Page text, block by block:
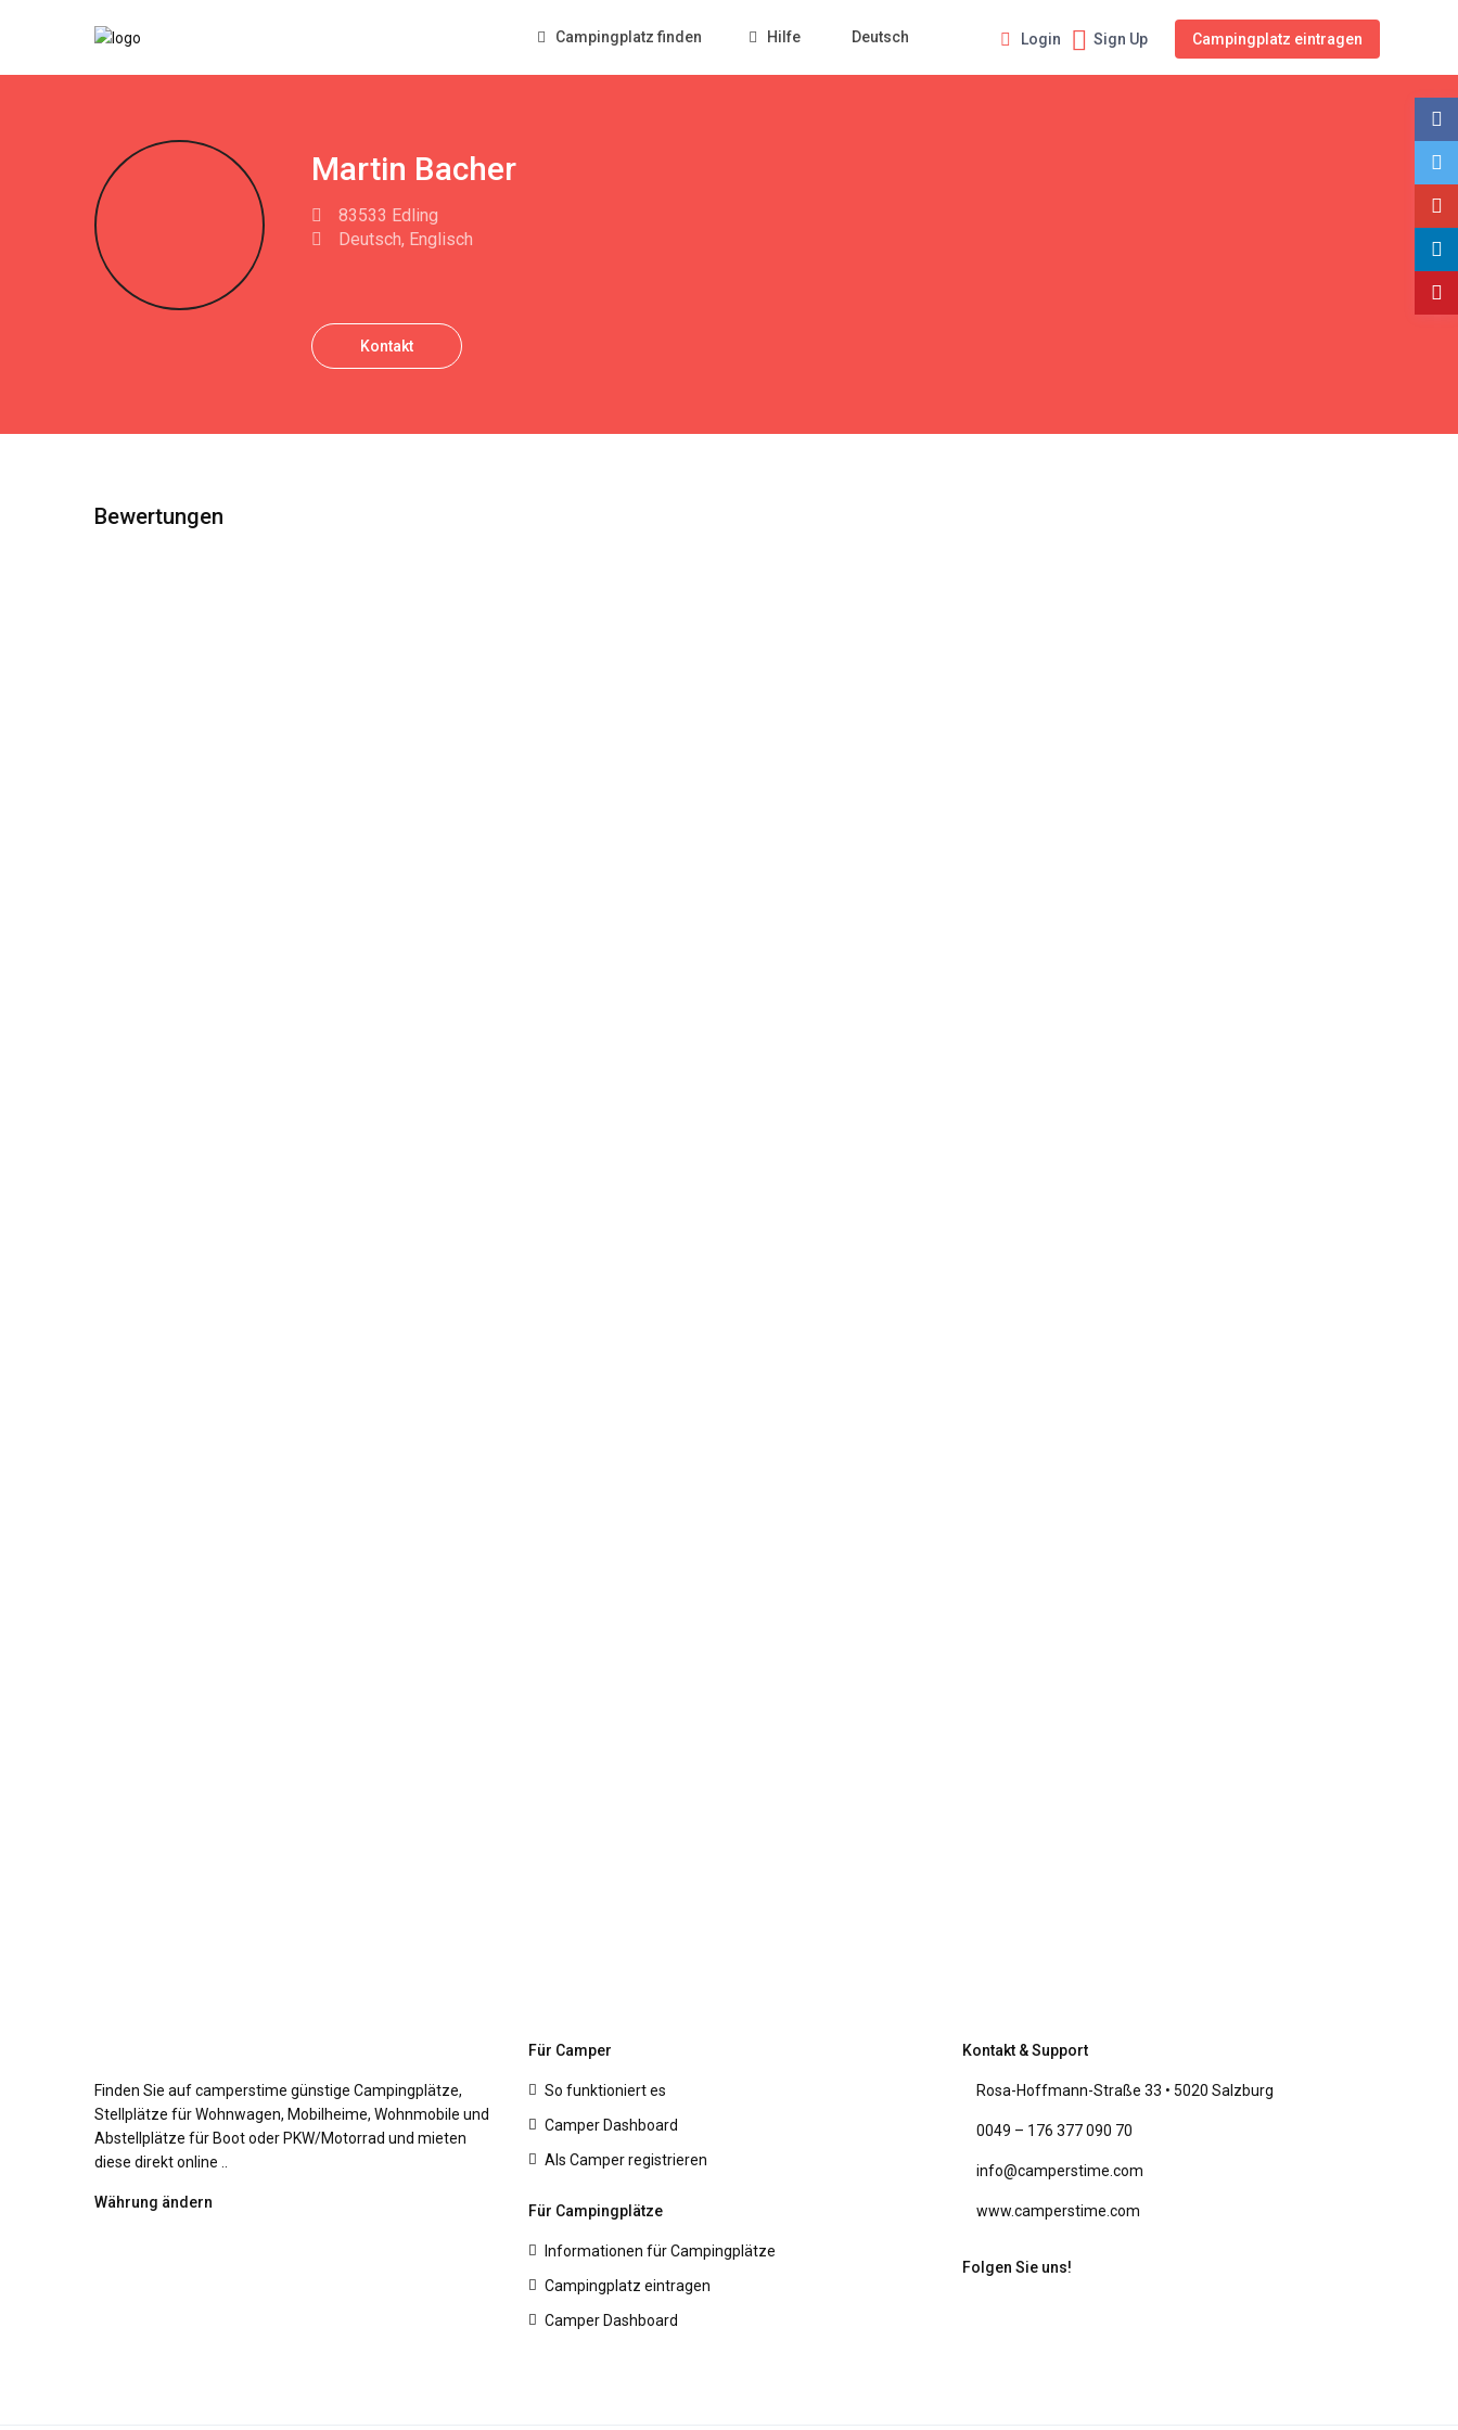
Login Sign Up Campingplatz eintragen
Campingplatz finden Hilfe Deutsch Personen
Martin Bacher
83533 Edling
Deutsch, Englisch
Kontakt
Bewertungen
Finden Sie auf camperstime günstige Campingplätze,
Stellplätze für Wohnwagen, Mobilheime, Wohnmobile und
Abstellplätze für Boot oder PKW/Motorrad und mieten
diese direkt online ..
Währung ändern
Für Camper
So funktioniert es
Camper Dashboard
Als Camper registrieren
Für Campingplätze
Informationen für Campingplätze
Campingplatz eintragen
Camper Dashboard
Kontakt & Support
Rosa-Hoffmann-Straße 33 • 5020 Salzburg
0049 – 176 377 090 70
info@camperstime.com
www.camperstime.com
Folgen Sie uns!